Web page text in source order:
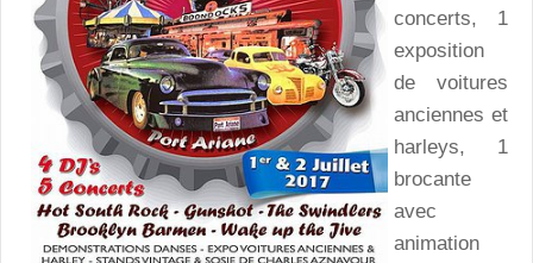
concerts, 1
exposition
de voitures
anciennes et
harleys, 1
brocante
avec
animation